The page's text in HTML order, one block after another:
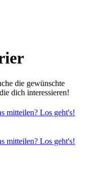
die gewünschte
dich interessieren!
mitteilen? Los geht's!
mitteilen? Los geht's!